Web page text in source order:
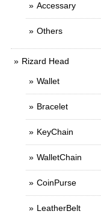
Accessary
Others
Rizard Head
Wallet
Bracelet
KeyChain
WalletChain
CoinPurse
LeatherBelt